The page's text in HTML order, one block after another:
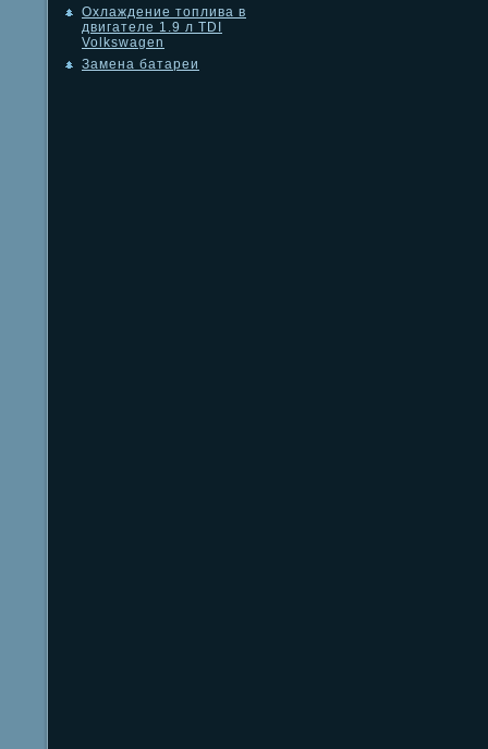
Охлаждение топлива в
двигателе 1.9 л TDI
Volkswagen
Замена батареи